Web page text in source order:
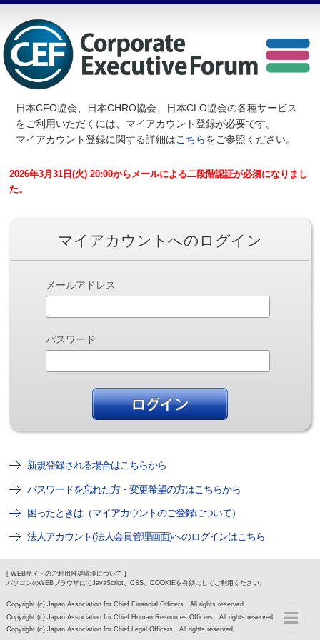
日本CFO協会、日本CHRO協会、日本CLO協会の各種サービス
をご利用いただくには、マイアカウント登録が必要です。
マイアカウント登録に関する詳細はこちらをご参照ください。
2026年3月31日(火) 20:00からメールによる二段階認証が必須になりまし
た。
マイアカウントへのログイン
メールアドレス
パスワード
新規登録される場合はこちらから
パスワードを忘れた方・変更希望の方はこちらから
困ったときは（マイアカウントのご登録について）
法人アカウント(法人会員管理画面)へのログインはこちら
[ WEBサイトのご利用推奨環境について ]
パソコンのWEBブラウザにてJavaScript、CSS、COOKIEを有効にしてご利用ください。
Copyright (c) Japan Association for Chief Financial Officers . All rights reserved.
Copyright (c) Japan Association for Chief Human Resources Officers . All rights reserved.
Copyright (c) Japan Association for Chief Legal Officers . All rights reserved.